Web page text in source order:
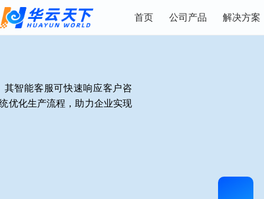
首页 公司产品 解决方案
智能客服可快速响应客户咨
优化生产流程，助力企业实现